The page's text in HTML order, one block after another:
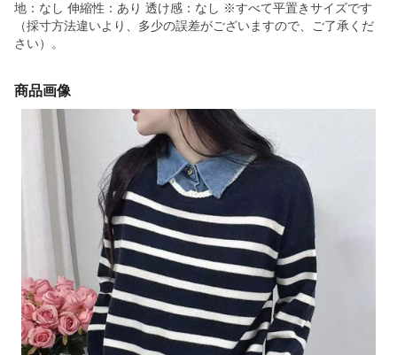
地：なし 伸縮性：あり 透け感：なし ※すべて平置きサイズです
（採寸方法違いより、多少の誤差がございますので、ご了承くだ
さい）。
商品画像